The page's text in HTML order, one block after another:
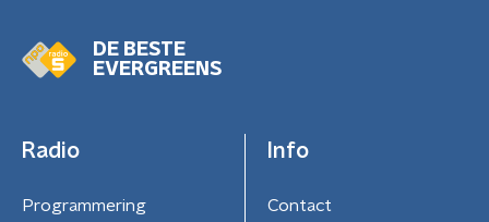
DE BESTE
EVERGREENS
Radio
Programmering
Info
Contact